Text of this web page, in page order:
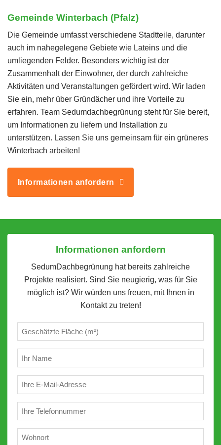
Gemeinde Winterbach (Pfalz)
Die Gemeinde umfasst verschiedene Stadtteile, darunter
auch im nahegelegene Gebiete wie Lateins und die
umliegenden Felder. Besonders wichtig ist der
Zusammenhalt der Einwohner, der durch zahlreiche
Aktivitäten und Veranstaltungen gefördert wird. Wir laden
Sie ein, mehr über Gründächer und ihre Vorteile zu
erfahren. Team Sedumdachbegrünung steht für Sie bereit,
um Informationen zu liefern und Installation zu
unterstützen. Lassen Sie uns gemeinsam für ein grüneres
Winterbach arbeiten!
Informationen anfordern
Informationen anfordern
SedumDachbegrünung hat bereits zahlreiche
Projekte realisiert. Sind Sie neugierig, was für Sie
möglich ist? Wir würden uns freuen, mit Ihnen in
Kontakt zu treten!
m²
Name
Mail
(erforderlich)